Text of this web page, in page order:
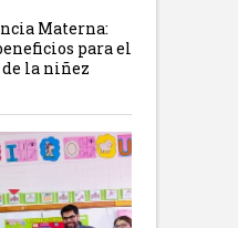
Materna:
para el
la niñez